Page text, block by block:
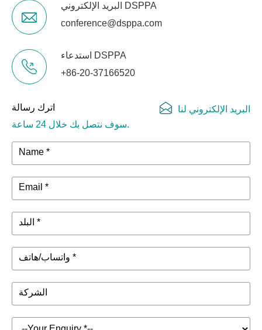
البريد الإلكتروني DSPPA
conference@dsppa.com
استدعاء DSPPA
+86-20-37166520
اترك رسالة
سوف نتصل بك خلال 24 ساعة.
البريد الإلكتروني لنا
Name *
Email *
البلد *
واتساب/هاتف *
الشركة